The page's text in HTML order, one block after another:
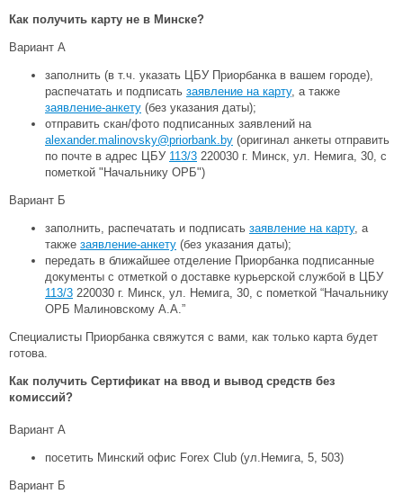
Как получить карту не в Минске?
Вариант А
заполнить (в т.ч. указать ЦБУ Приорбанка в вашем городе),
распечатать и подписать заявление на карту, а также
заявление-анкету (без указания даты);
отправить скан/фото подписанных заявлений на
alexander.malinovsky@priorbank.by (оригинал анкеты отправить
по почте в адрес ЦБУ 113/3 220030 г. Минск, ул. Немига, 30, с
пометкой "Начальнику ОРБ")
Вариант Б
заполнить, распечатать и подписать заявление на карту, а
также заявление-анкету (без указания даты);
передать в ближайшее отделение Приорбанка подписанные
документы с отметкой о доставке курьерской службой в ЦБУ
113/3 220030 г. Минск, ул. Немига, 30, с пометкой “Начальнику
ОРБ Малиновскому А.А.”
Специалисты Приорбанка свяжутся с вами, как только карта будет
готова.
Как получить Сертификат на ввод и вывод средств без
комиссий?
Вариант А
посетить Минский офис Forex Club (ул.Немига, 5, 503)
Вариант Б